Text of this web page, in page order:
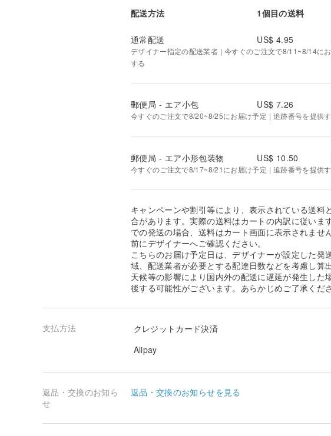
配送方法 1個目の送料
通常配送
US$ 4.95
デザイナー指定の配送業者 | 今すぐのご注文で8/11~8/14に
する
郵便局 - エア小包 US$ 7.26
今すぐのご注文で8/20~8/25にお届け予定 | 追跡番号を提供
郵便局 - エア小形包装物 US$ 10.50
今すぐのご注文で8/17~8/21にお届け予定 | 追跡番号を提供
キャンペーンや割引等により、表示されている送料
合があります。実際の送料はカートの内訳に従いま
での発送の場合、送料はカート画面に表示されませ
前にデザイナーへご確認ください。
こちらのお届け予定日は、デザイナーが設定した発
域、配送業者が必要とする配達日数などを考慮し算
天候等の影響により国内外の配送に遅延が発生した
後する可能性がございます。あらかじめご了承くださ
支払方法
クレジットカード決済
Alipay
返品・交換のお知ら
せ
返品・交換のお知らせを見る